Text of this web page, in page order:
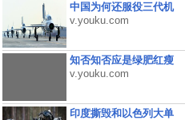
中国为何还服役三代机
v.youku.com
知否知否应是绿肥红瘦
v.youku.com
印度撕毁和以色列大单